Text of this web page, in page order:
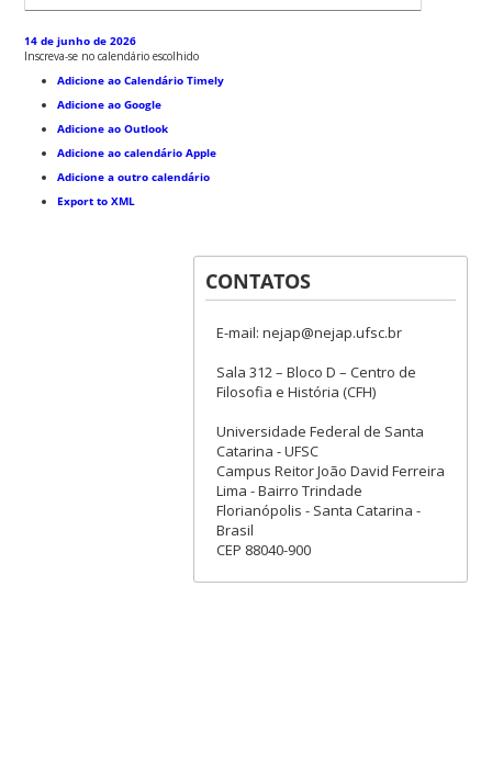
14 de junho de 2026
Inscreva-se no calendário escolhido
Adicione ao Calendário Timely
Adicione ao Google
Adicione ao Outlook
Adicione ao calendário Apple
Adicione a outro calendário
Export to XML
CONTATOS
E-mail: nejap@nejap.ufsc.br
Sala 312 – Bloco D – Centro de
Filosofia e História (CFH)
Universidade Federal de Santa
Catarina - UFSC
Campus Reitor João David Ferreira
Lima - Bairro Trindade
Florianópolis - Santa Catarina -
Brasil
CEP 88040-900